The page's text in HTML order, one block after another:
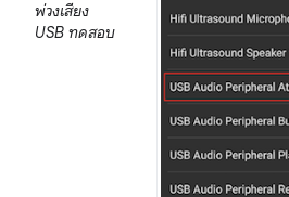
พ่วงเสียง
USB ทดสอบ